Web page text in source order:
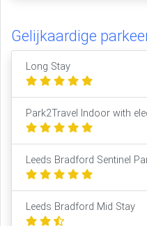
Gelijkaardige
Long Stay
Park2Travel Indoor with
Leeds Bradford Sentinel
Leeds Bradford Mid Stay